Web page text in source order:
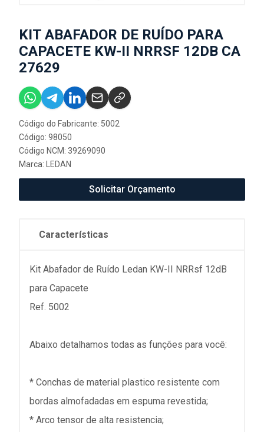
KIT ABAFADOR DE RUÍDO PARA
CAPACETE KW-II NRRSF 12DB CA
27629
Código do Fabricante: 5002
Código: 98050
Código NCM: 39269090
Marca:
LEDAN
Solicitar Orçamento
Características
Kit Abafador de Ruído Ledan KW-II NRRsf 12dB
para Capacete
Ref. 5002
Abaixo detalhamos todas as funções para você:
* Conchas de material plastico resistente com
bordas almofadadas em espuma revestida;
* Arco tensor de alta resistencia;